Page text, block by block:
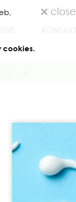
close
cookies.